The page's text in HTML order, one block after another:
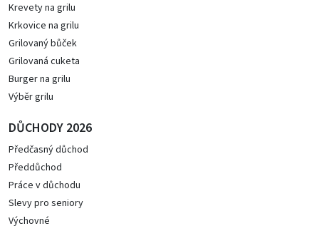
Krevety na grilu
Krkovice na grilu
Grilovaný bůček
Grilovaná cuketa
Burger na grilu
Výběr grilu
DŮCHODY 2026
Předčasný důchod
Předdůchod
Práce v důchodu
Slevy pro seniory
Výchovné